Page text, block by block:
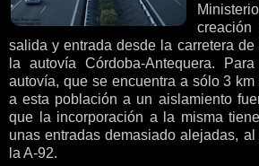
salida y entrada desde la carretera
la autovía Córdoba-Antequera.
autovía, que se encuentra a sólo 3
a esta población a un aislamiento
que la incorporación a la misma
unas entradas demasiado alejadas,
la A-92.